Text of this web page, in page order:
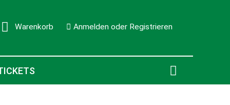
0 Warenkorb Anmelden oder Registrieren